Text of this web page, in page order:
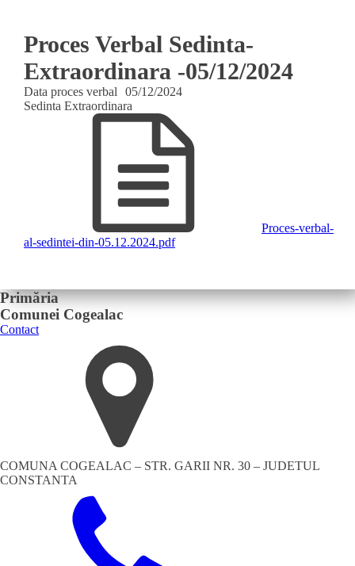
Proces Verbal Sedinta-
Extraordinara -05/12/2024
Data proces verbal
05/12/2024
Sedinta Extraordinara
Proces-verbal-
al-sedintei-din-05.12.2024.pdf
Primăria
Comunei Cogealac
Contact
COMUNA COGEALAC – STR. GARII NR. 30 – JUDETUL
CONSTANTA